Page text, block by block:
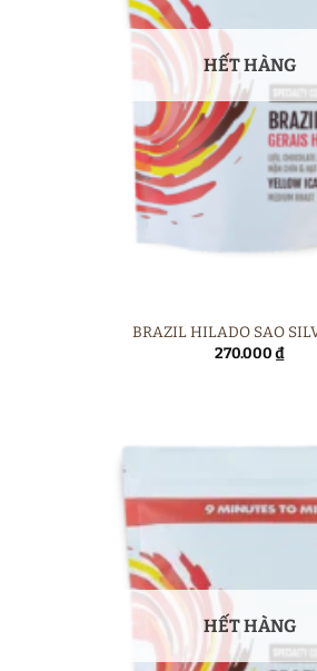
HẾT HÀNG
BRAZIL HILADO SAO
270.000₫
HẾT HÀNG